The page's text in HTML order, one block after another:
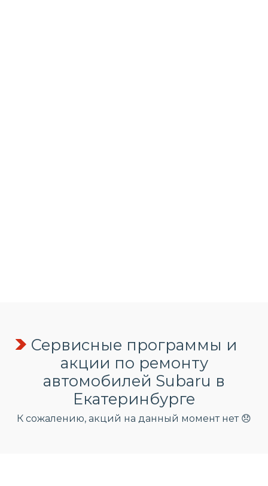
Сервисные программы и
акции по ремонту
автомобилей Subaru в
Екатеринбурге
К сожалению, акций на данный момент нет 😞